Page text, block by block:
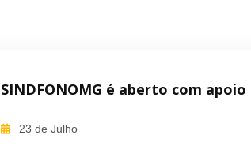
SINDFONOMG é aberto com
23 de Julho